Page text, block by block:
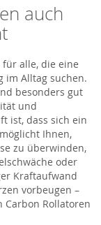
auch
für alle, die eine
im Alltag suchen.
besonders gut
und
ist, dass sich ein
Ihnen,
zu überwinden,
oder
Kraftaufwand
vorbeugen –
Rollatoren